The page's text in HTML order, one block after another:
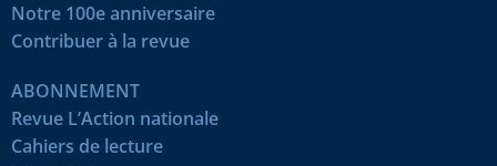
Notre 100e anniversaire
Contribuer à la revue
ABONNEMENT
Revue L’Action nationale
Cahiers de lecture